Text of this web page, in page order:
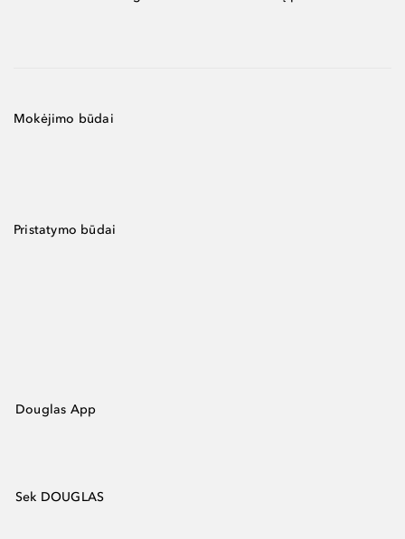
Mokėjimo būdai
Pristatymo būdai
Douglas App
Sek DOUGLAS